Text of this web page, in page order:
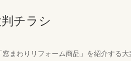
チラシ
まわりリフォーム商品」を紹介する大